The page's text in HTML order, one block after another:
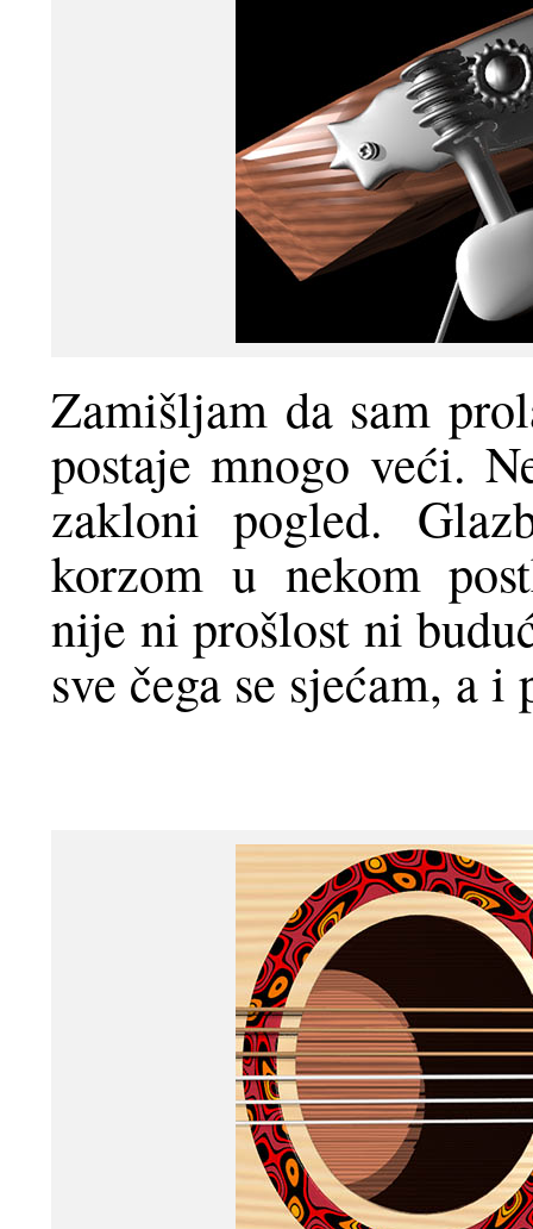
Zamišljam da sam
postaje mnogo veći.
zakloni pogled.
korzom u nekom
nije ni prošlost ni
sve čega se sjećam, a